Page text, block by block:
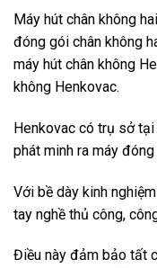
Máy hút chân không
đóng gói chân không
máy hút chân không
không Henkovac.
Henkovac có trụ sở
phát minh ra máy
Với bề dày kinh
tay nghề thủ công,
Điều này đảm bảo tất